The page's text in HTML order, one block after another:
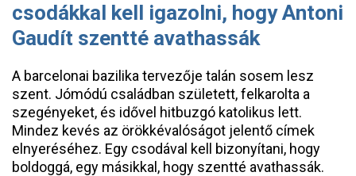
csodákkal kell igazolni, hogy Antoni
Gaudít szentté avathassák
A barcelonai bazilika tervezője talán sosem lesz
szent. Jómódú családban született, felkarolta a
szegényeket, és idővel hitbuzgó katolikus lett.
Mindez kevés az örökkévalóságot jelentő címek
elnyeréséhez. Egy csodával kell bizonyítani, hogy
boldoggá, egy másikkal, hogy szentté avathassák.